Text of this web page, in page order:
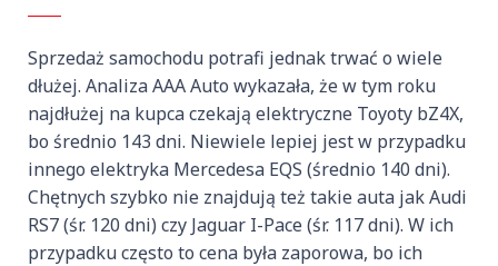
Sprzedaż samochodu potrafi jednak trwać o wiele
dłużej. Analiza AAA Auto wykazała, że w tym roku
najdłużej na kupca czekają elektryczne Toyoty bZ4X,
bo średnio 143 dni. Niewiele lepiej jest w przypadku
innego elektryka Mercedesa EQS (średnio 140 dni).
Chętnych szybko nie znajdują też takie auta jak Audi
RS7 (śr. 120 dni) czy Jaguar I-Pace (śr. 117 dni). W ich
przypadku często to cena była zaporowa, bo ich